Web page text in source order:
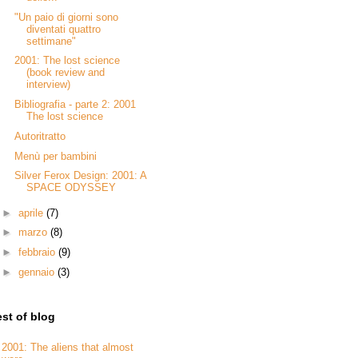
"Un paio di giorni sono
diventati quattro
settimane"
2001: The lost science
(book review and
interview)
Bibliografia - parte 2: 2001
The lost science
Autoritratto
Menù per bambini
Silver Ferox Design: 2001: A
SPACE ODYSSEY
► aprile (7)
► marzo (8)
► febbraio (9)
► gennaio (3)
of blog
2001: The aliens that almost